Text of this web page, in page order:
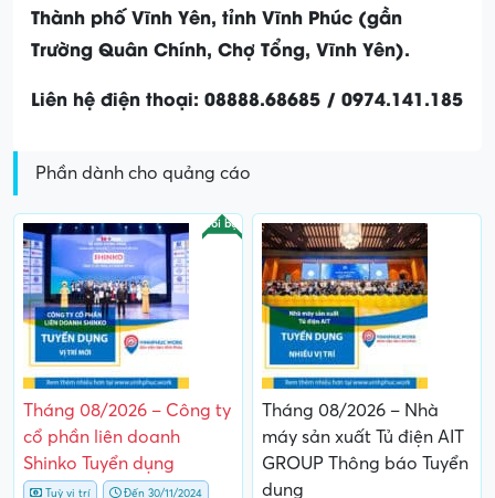
Thành phố Vĩnh Yên, tỉnh Vĩnh Phúc (gần
Trường Quân Chính, Chợ Tổng, Vĩnh Yên).
Liên hệ điện thoại: 08888.68685 / 0974.141.185
Phần dành cho quảng cáo
Nổi bật
Tháng 08/2026 – Công ty
cổ phần liên doanh
Shinko Tuyển dụng
Tuỳ vị trí Đến 30/11/2024
Tháng 08/2026 – Nhà
máy sản xuất Tủ điện AIT
GROUP Thông báo Tuyển
dụng